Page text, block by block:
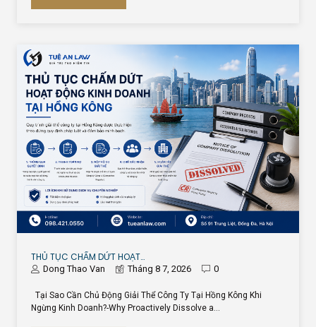
THỦ TỤC CHẤM DỨT HOẠT…
Dong Thao Van Tháng 8 7, 2026 0
Tại Sao Cần Chủ Động Giải Thể Công Ty Tại Hồng Kông Khi
Ngừng Kinh Doanh?-Why Proactively Dissolve a…